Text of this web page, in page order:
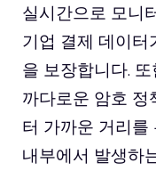
실시간으로 모니
기업 결제 데이터
을 보장합니다.
까다로운 암호 정
터 가까운 거리를
내부에서 발생하